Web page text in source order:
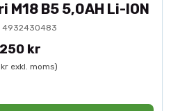
B5 5,0AH Li-ION
4932430483
kr
exkl. moms)